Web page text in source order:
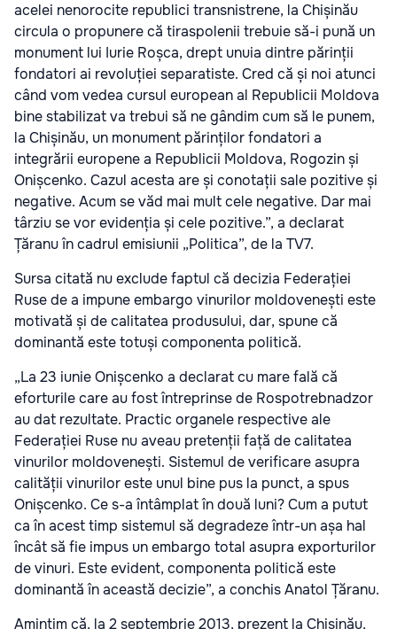
acelei nenorocite republici transnistrene, la Chișinău
circula o propunere că tiraspolenii trebuie să-i pună un
monument lui Iurie Roșca, drept unuia dintre părinții
fondatori ai revoluției separatiste. Cred că și noi atunci
când vom vedea cursul european al Republicii Moldova
bine stabilizat va trebui să ne gândim cum să le punem,
la Chișinău, un monument părinților fondatori a
integrării europene a Republicii Moldova, Rogozin și
Onișcenko. Cazul acesta are și conotații sale pozitive și
negative. Acum se văd mai mult cele negative. Dar mai
târziu se vor evidenția și cele pozitive.”, a declarat
Țăranu în cadrul emisiunii „Politica”, de la TV7.
Sursa citată nu exclude faptul că decizia Federației
Ruse de a impune embargo vinurilor moldovenești este
motivată și de calitatea produsului, dar, spune că
dominantă este totuși componenta politică.
„La 23 iunie Onișcenko a declarat cu mare fală că
eforturile care au fost întreprinse de Rospotrebnadzor
au dat rezultate. Practic organele respective ale
Federației Ruse nu aveau pretenții față de calitatea
vinurilor moldovenești. Sistemul de verificare asupra
calității vinurilor este unul bine pus la punct, a spus
Onișcenko. Ce s-a întâmplat în două luni? Cum a putut
ca în acest timp sistemul să degradeze într-un așa hal
încât să fie impus un embargo total asupra exporturilor
de vinuri. Este evident, componenta politică este
dominantă în această decizie”, a conchis Anatol Țăranu.
Amintim că, la 2 septembrie 2013, prezent la Chișinău,